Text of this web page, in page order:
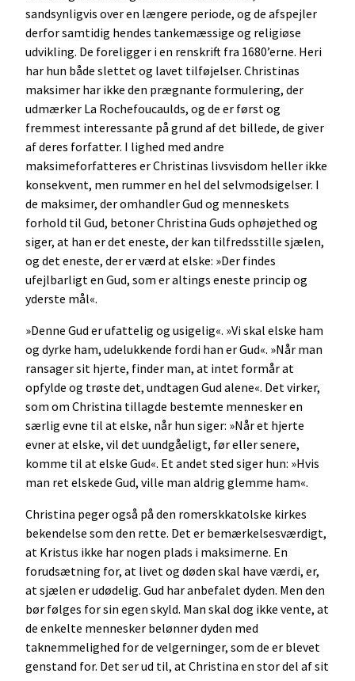
sandsynligvis over en længere periode, og de afspejler
derfor samtidig hendes tankemæssige og religiøse
udvikling. De foreligger i en renskrift fra 1680’erne. Heri
har hun både slettet og lavet tilføjelser. Christinas
maksimer har ikke den prægnante formulering, der
udmærker La Rochefoucaulds, og de er først og
fremmest interessante på grund af det billede, de giver
af deres forfatter. I lighed med andre
maksimeforfatteres er Christinas livsvisdom heller ikke
konsekvent, men rummer en hel del selvmodsigelser. I
de maksimer, der omhandler Gud og menneskets
forhold til Gud, betoner Christina Guds ophøjethed og
siger, at han er det eneste, der kan tilfredsstille sjælen,
og det eneste, der er værd at elske: »Der findes
ufejlbarligt en Gud, som er altings eneste princip og
yderste mål«.
»Denne Gud er ufattelig og usigelig«. »Vi skal elske ham
og dyrke ham, udelukkende fordi han er Gud«. »Når man
ransager sit hjerte, finder man, at intet formår at
opfylde og trøste det, undtagen Gud alene«. Det virker,
som om Christina tillagde bestemte mennesker en
særlig evne til at elske, når hun siger: »Når et hjerte
evner at elske, vil det uundgåeligt, før eller senere,
komme til at elske Gud«. Et andet sted siger hun: »Hvis
man ret elskede Gud, ville man aldrig glemme ham«.
Christina peger også på den romerskkatolske kirkes
bekendelse som den rette. Det er bemærkelsesværdigt,
at Kristus ikke har nogen plads i maksimerne. En
forudsætning for, at livet og døden skal have værdi, er,
at sjælen er udødelig. Gud har anbefalet dyden. Men den
bør følges for sin egen skyld. Man skal dog ikke vente, at
de enkelte mennesker belønner dyden med
taknemmelighed for de velgerninger, som de er blevet
genstand for. Det ser ud til, at Christina en stor del af sit